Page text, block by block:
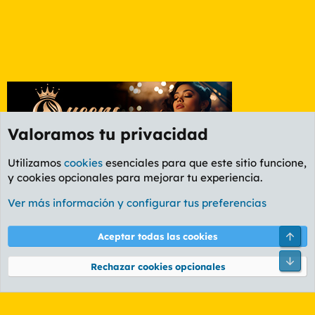
Foro General
Cookies
PL OLDSTYLE AMARILLO
Términos y reglas Política de privacidad Ayuda
Community platform by XenForo® © 2010-2026 XenForo Ltd.
Valoramos tu privacidad
Utilizamos cookies esenciales para que este sitio funcione,
y cookies opcionales para mejorar tu experiencia.
Ver más información y configurar tus preferencias
Aceptar todas las cookies
Rechazar cookies opcionales
Pie